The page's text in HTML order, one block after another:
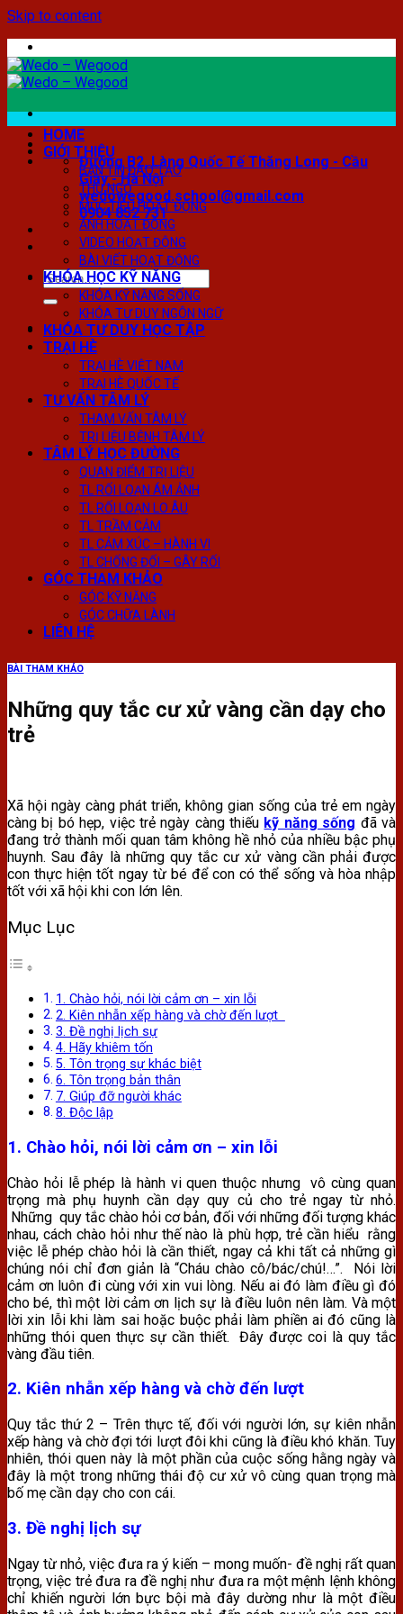
Skip to content
Đường B2, Làng Quốc Tế Thăng Long - Cầu
Giấy - Hà Nội
wedowegood.school@gmail.com
0904 852 731
HOME
GIỚI THIỆU
BẢN TIN ĐÀO TẠO
THƯ NGỎ
MỤC TIÊU HOẠT ĐỘNG
ẢNH HOẠT ĐỘNG
VIDEO HOẠT ĐỘNG
BÀI VIẾT HOẠT ĐỘNG
KHÓA HỌC KỸ NĂNG
KHÓA KỸ NĂNG SỐNG
KHÓA TƯ DUY NGÔN NGỮ
KHÓA TƯ DUY HỌC TẬP
TRẠI HÈ
TRẠI HÈ VIỆT NAM
TRẠI HÈ QUỐC TẾ
TƯ VẤN TÂM LÝ
THAM VẤN TÂM LÝ
TRỊ LIỆU BỆNH TÂM LÝ
TÂM LÝ HỌC ĐƯỜNG
QUAN ĐIỂM TRỊ LIỆU
TL RỐI LOẠN ÁM ẢNH
TL RỐI LOẠN LO ÂU
TL TRẦM CẢM
TL CẢM XÚC – HÀNH VI
TL CHỐNG ĐỐI – GÂY RỐI
GÓC THAM KHẢO
GÓC KỸ NĂNG
GÓC CHỮA LÀNH
LIÊN HỆ
BÀI THAM KHẢO
Những quy tắc cư xử vàng cần dạy cho
trẻ
Xã hội ngày càng phát triển, không gian sống của trẻ em ngày
càng bị bó hẹp, việc trẻ ngày càng thiếu kỹ năng sống đã và
đang trở thành mối quan tâm không hề nhỏ của nhiều bậc phụ
huynh. Sau đây là những quy tắc cư xử vàng cần phải được
con thực hiện tốt ngay từ bé để con có thể sống và hòa nhập
tốt với xã hội khi con lớn lên.
Mục Lục
1. Chào hỏi, nói lời cảm ơn – xin lỗi
2. Kiên nhẫn xếp hàng và chờ đến lượt
3. Đề nghị lịch sự
4. Hãy khiêm tốn
5. Tôn trọng sự khác biệt
6. Tôn trọng bản thân
7. Giúp đỡ người khác
8. Độc lập
1. Chào hỏi, nói lời cảm ơn – xin lỗi
Chào hỏi lễ phép là hành vi quen thuộc nhưng vô cùng quan
trọng mà phụ huynh cần dạy quy củ cho trẻ ngay từ nhỏ.
Những quy tắc chào hỏi cơ bản, đối với những đối tượng khác
nhau, cách chào hỏi như thế nào là phù hợp, trẻ cần hiểu rằng
việc lễ phép chào hỏi là cần thiết, ngay cả khi tất cả những gì
chúng nói chỉ đơn giản là “Cháu chào cô/bác/chú!…”. Nói lời
cảm ơn luôn đi cùng với xin vui lòng. Nếu ai đó làm điều gì đó
cho bé, thì một lời cảm ơn lịch sự là điều luôn nên làm. Và một
lời xin lỗi khi làm sai hoặc buộc phải làm phiền ai đó cũng là
những thói quen thực sự cần thiết. Đây được coi là quy tắc
vàng đầu tiên.
2. Kiên nhẫn xếp hàng và chờ đến lượt
Quy tắc thứ 2 – Trên thực tế, đối với người lớn, sự kiên nhẫn
xếp hàng và chờ đợi tới lượt đôi khi cũng là điều khó khăn. Tuy
nhiên, thói quen này là một phần của cuộc sống hằng ngày và
đây là một trong những thái độ cư xử vô cùng quan trọng mà
bố mẹ cần dạy cho con cái.
3. Đề nghị lịch sự
Ngay từ nhỏ, việc đưa ra ý kiến – mong muốn- đề nghị rất quan
trọng, việc trẻ đưa ra đề nghị như đưa ra một mệnh lệnh không
chỉ khiến người lớn bực bội mà đây dường như là một điều